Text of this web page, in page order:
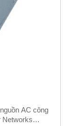
AC công
Networks